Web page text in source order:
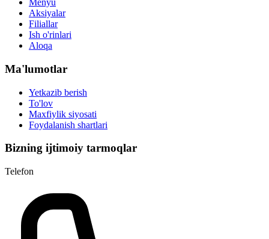
Menyu
Aksiyalar
Filiallar
Ish o'rinlari
Aloqa
Ma'lumotlar
Yetkazib berish
To'lov
Maxfiylik siyosati
Foydalanish shartlari
Bizning ijtimoiy tarmoqlar
Telefon